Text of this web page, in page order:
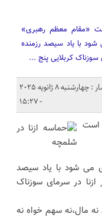
است «مقام معظم رهبری»
با یاد سیصد رزمنده
سوزناک کربلایی پنج ...
تاریخ انتشار : چهارشنبه 8 ژانویه 2025
- 15:27
است
می شود با یاد سیصد
در سرمای سوزناک
نه مال،نه سهم خواه نه